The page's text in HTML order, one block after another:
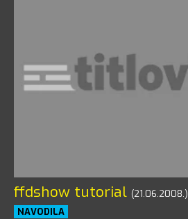
ffdshow tutorial (21.06.2008.)
NAVODILA